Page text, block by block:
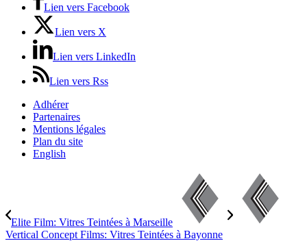
Lien vers Facebook
Lien vers X
Lien vers LinkedIn
Lien vers Rss
Adhérer
Partenaires
Mentions légales
Plan du site
English
Elite Film: Vitres Teintées à Marseille
Vertical Concept Films: Vitres Teintées à Bayonne